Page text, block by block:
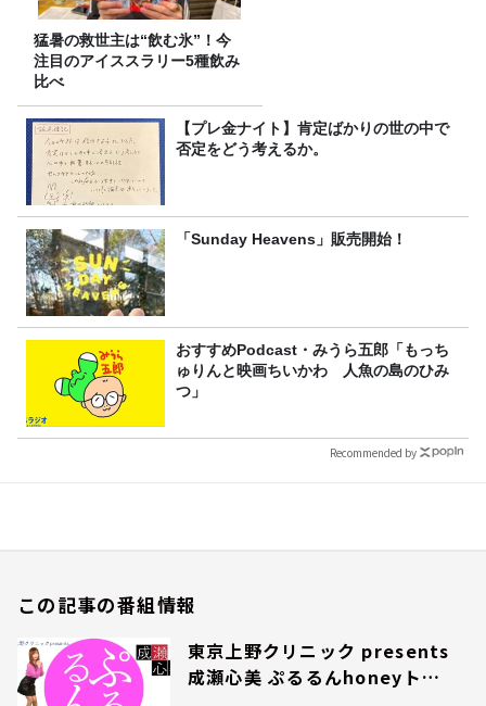
猛暑の救世主は“飲む氷”！今
注目のアイススラリー5種飲み
比べ
【プレ金ナイト】肯定ばかりの世の中で
否定をどう考えるか。
「Sunday Heavens」販売開始！
おすすめPodcast・みうら五郎「もっち
ゅりんと映画ちいかわ 人魚の島のひみ
つ」
Recommended by
この記事の番組情報
東京上野クリニック presents
成瀬心美 ぷるるんhoneyトラ